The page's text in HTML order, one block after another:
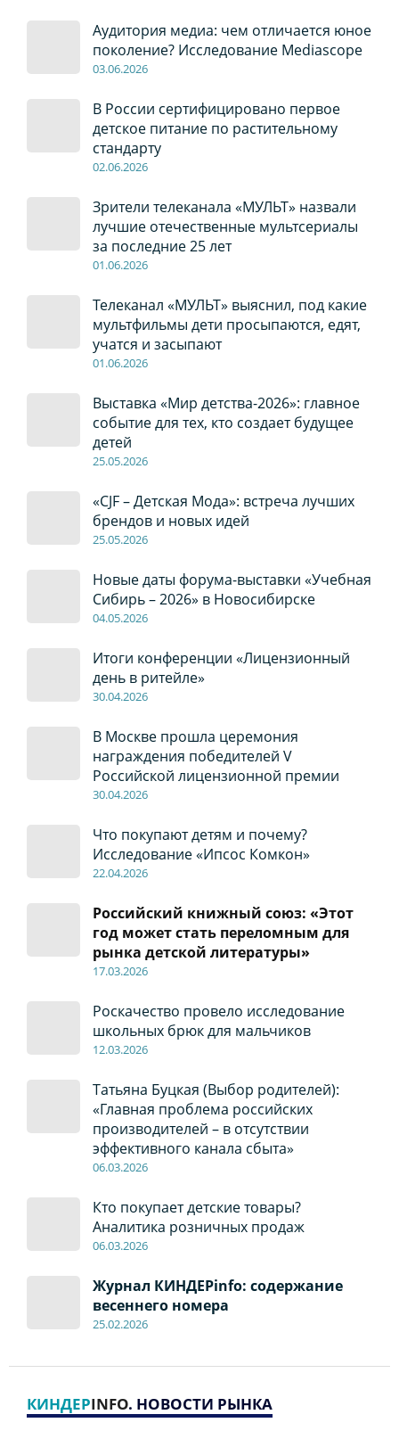
Аудитория медиа: чем отличается юное
поколение? Исследование Mediascope
03.06.2026
В России сертифицировано первое
детское питание по растительному
стандарту
02.06.2026
Зрители телеканала «МУЛЬТ» назвали
лучшие отечественные мультсериалы
за последние 25 лет
01.06.2026
Телеканал «МУЛЬТ» выяснил, под какие
мультфильмы дети просыпаются, едят,
учатся и засыпают
01.06.2026
Выставка «Мир детства-2026»: главное
событие для тех, кто создает будущее
детей
25.05.2026
«CJF – Детская Мода»: встреча лучших
брендов и новых идей
25.05.2026
Новые даты форума-выставки «Учебная
Сибирь – 2026» в Новосибирске
04.05.2026
Итоги конференции «Лицензионный
день в ритейле»
30.04.2026
В Москве прошла церемония
награждения победителей V
Российской лицензионной премии
30.04.2026
Что покупают детям и почему?
Исследование «Ипсос Комкон»
22.04.2026
Российский книжный союз: «Этот
год может стать переломным для
рынка детской литературы»
17.03.2026
Роскачество провело исследование
школьных брюк для мальчиков
12.03.2026
Татьяна Буцкая (Выбор родителей):
«Главная проблема российских
производителей – в отсутствии
эффективного канала сбыта»
06.03.2026
Кто покупает детские товары?
Аналитика розничных продаж
06.03.2026
Журнал КИНДЕРinfo: содержание
весеннего номера
25.02.2026
КИНДЕРINFO. НОВОСТИ РЫНКА